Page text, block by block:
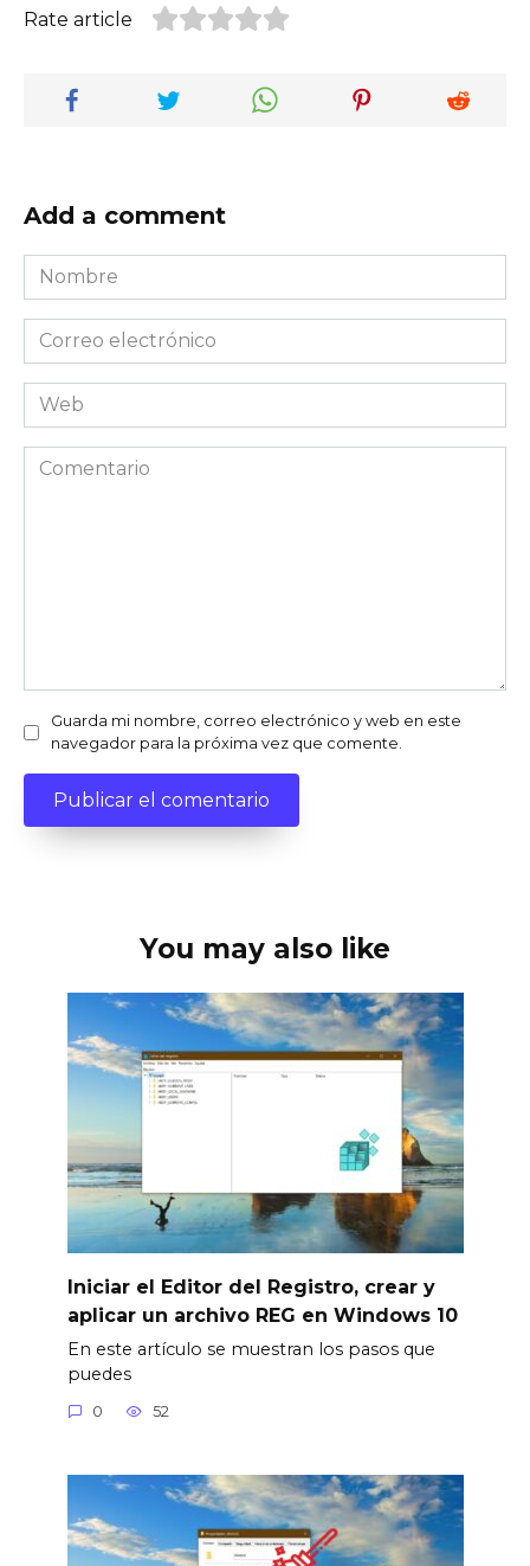
Rate article
Add a comment
Nombre
*
Correo
electrónico
*Web
Comentario
Guarda mi nombre, correo electrónico y web en este
navegador para la próxima vez que comente.
You may also like
Iniciar el Editor del Registro, crear y
aplicar un archivo REG en Windows 10
En este artículo se muestran los pasos que
puedes
0 52